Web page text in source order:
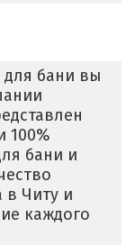
бани вы
100%
бани и
в Читу и
каждого